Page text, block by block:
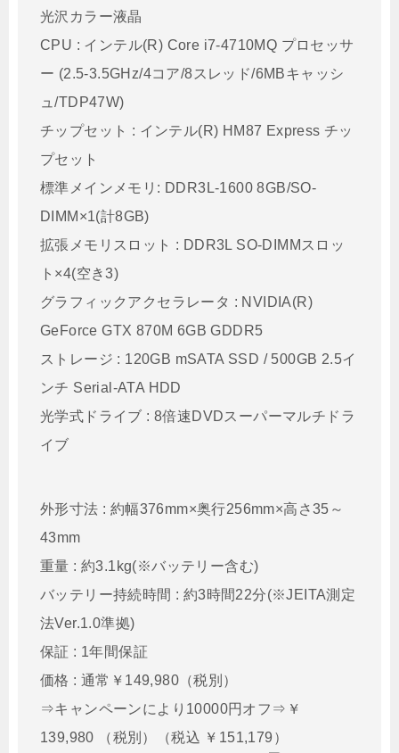
光沢カラー液晶
CPU : インテル(R) Core i7-4710MQ プロセッサ
ー (2.5-3.5GHz/4コア/8スレッド/6MBキャッシ
ュ/TDP47W)
チップセット : インテル(R) HM87 Express チッ
プセット
標準メインメモリ: DDR3L-1600 8GB/SO-
DIMM×1(計8GB)
拡張メモリスロット : DDR3L SO-DIMMスロッ
ト×4(空き3)
グラフィックアクセラレータ : NVIDIA(R)
GeForce GTX 870M 6GB GDDR5
ストレージ : 120GB mSATA SSD / 500GB 2.5イ
ンチ Serial-ATA HDD
光学式ドライブ : 8倍速DVDスーパーマルチドラ
イブ
外形寸法 : 約幅376mm×奥行256mm×高さ35～
43mm
重量 : 約3.1kg(※バッテリー含む)
バッテリー持続時間 : 約3時間22分(※JEITA測定
法Ver.1.0準拠)
保証 : 1年間保証
価格 : 通常￥149,980（税別）
⇒キャンペーンにより10000円オフ⇒￥
139,980 （税別）（税込 ￥151,179）